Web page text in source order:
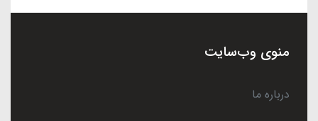
منوی وب‌سایت
درباره ما